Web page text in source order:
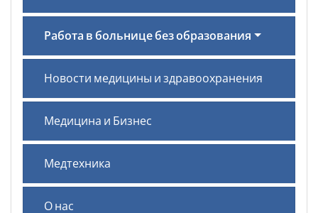
Работа в больнице без образования
Новости медицины и здравоохранения
Медицина и Бизнес
Медтехника
О нас